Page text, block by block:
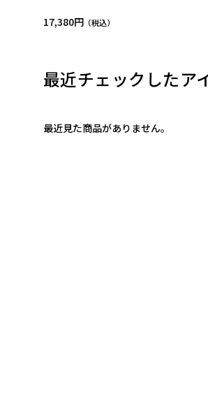
17,380円
最近チェックしたア
最近見た商品がありません。